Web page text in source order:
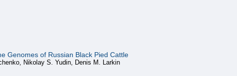
Genomes of Russian Black Pied Cattle
Nikolay S. Yudin, Denis M. Larkin